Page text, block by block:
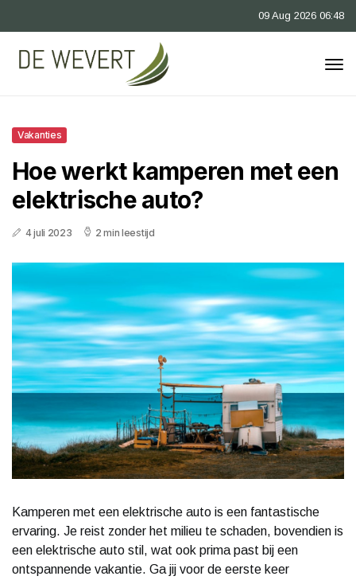
09 Aug 2026 06:48
Vakanties
Hoe werkt kamperen met een
elektrische auto?
4 juli 2023 2 min leestijd
Kamperen met een elektrische auto is een fantastische
ervaring. Je reist zonder het milieu te schaden, bovendien is
een elektrische auto stil, wat ook prima past bij een
ontspannende vakantie. Ga jij voor de eerste keer